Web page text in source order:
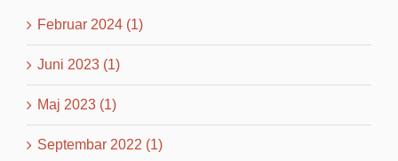
Februar 2024 (1)
Juni 2023 (1)
Maj 2023 (1)
Septembar 2022 (1)